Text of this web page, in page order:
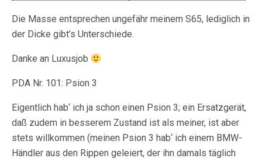
Die Masse entsprechen ungefähr meinem S65, lediglich in
der Dicke gibt’s Unterschiede.
Danke an Luxusjob
PDA Nr. 101: Psion 3
Eigentlich hab‘ ich ja schon einen Psion 3; ein Ersatzgerät,
daß zudem in besserem Zustand ist als meiner, ist aber
stets willkommen (meinen Psion 3 hab‘ ich einem BMW-
Händler aus den Rippen geleiert, der ihn damals täglich